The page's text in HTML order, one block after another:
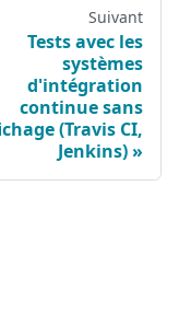
Suivant
Tests avec les
systèmes
d'intégration
continue sans
(Travis CI,
Jenkins)